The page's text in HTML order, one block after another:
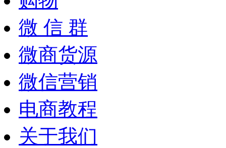
微 信 群
微商货源
微信营销
电商教程
关于我们